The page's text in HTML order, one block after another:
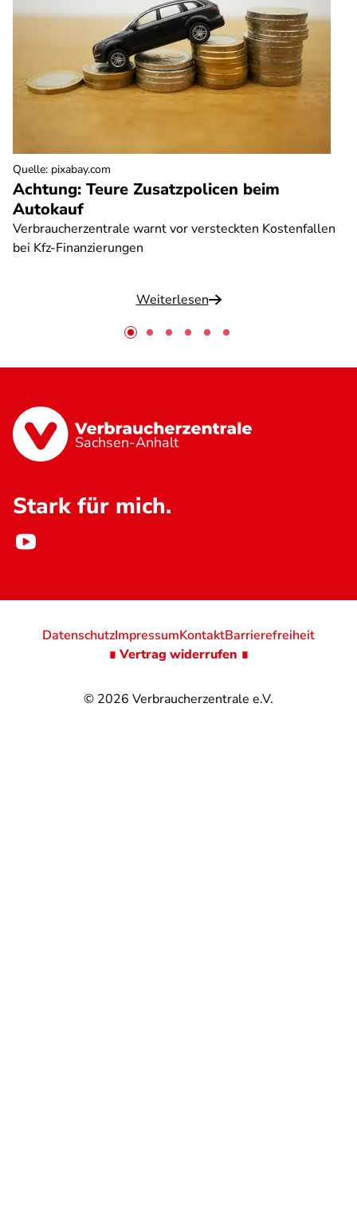
Achtung: Teure Zusatzpolicen beim
Autokauf
Verbraucherzentrale warnt vor versteckten Kostenfallen
bei Kfz-Finanzierungen
Weiterlesen
Quelle: pixabay.com
Sachsen-Anhalt
Stark für mich.
© 2026 Verbraucherzentrale e.V.
DatenschutzImpressumKontaktBarrierefreiheit
∎ Vertrag widerrufen ∎